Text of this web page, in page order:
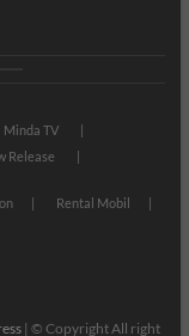
Minda TV
Release
Rental Mobil
| © Copyright All right